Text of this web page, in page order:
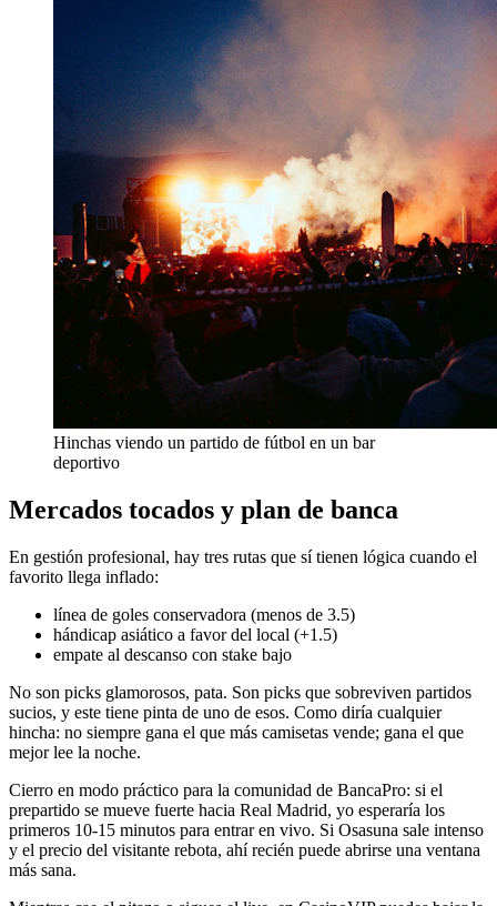
Hinchas viendo un partido de fútbol en un bar
deportivo
Mercados tocados y plan de banca
En gestión profesional, hay tres rutas que sí tienen lógica cuando el
favorito llega inflado:
línea de goles conservadora (menos de 3.5)
hándicap asiático a favor del local (+1.5)
empate al descanso con stake bajo
No son picks glamorosos, pata. Son picks que sobreviven partidos
sucios, y este tiene pinta de uno de esos. Como diría cualquier
hincha: no siempre gana el que más camisetas vende; gana el que
mejor lee la noche.
Cierro en modo práctico para la comunidad de BancaPro: si el
prepartido se mueve fuerte hacia Real Madrid, yo esperaría los
primeros 10-15 minutos para entrar en vivo. Si Osasuna sale intenso
y el precio del visitante rebota, ahí recién puede abrirse una ventana
más sana.